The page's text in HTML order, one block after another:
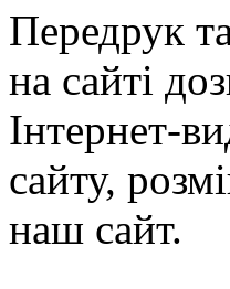
Передрук
на сайті
Інтернет-
сайту,
наш сайт.